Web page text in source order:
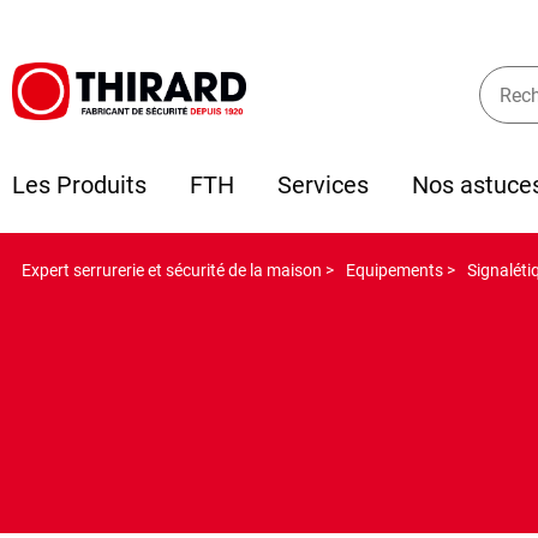
Les Produits FTH Services Nos
Expert serrurerie et sécurité de la maison > Equipements >